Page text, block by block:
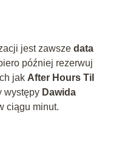
jest zawsze data
później rezerwuj
jak After Hours Til
występy Dawida
ciągu minut.